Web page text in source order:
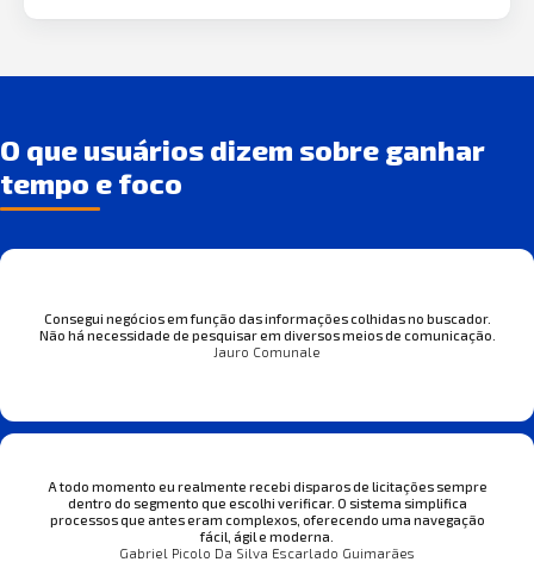
O que usuários dizem sobre ganhar
tempo e foco
Consegui negócios em função das informações colhidas no buscador.
Não há necessidade de pesquisar em diversos meios de comunicação.
Jauro Comunale
A todo momento eu realmente recebi disparos de licitações sempre
dentro do segmento que escolhi verificar. O sistema simplifica
processos que antes eram complexos, oferecendo uma navegação
fácil, ágil e moderna.
Gabriel Picolo Da Silva Escarlado Guimarães